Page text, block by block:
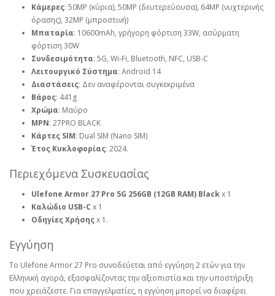
Κάμερες: 50MP (κύρια), 50MP (δευτερεύουσα), 64MP (νυχτερινής
όρασης), 32MP (μπροστινή)
Μπαταρία: 10600mAh, γρήγορη φόρτιση 33W, ασύρματη
φόρτιση 30W
Συνδεσιμότητα: 5G, Wi-Fi, Bluetooth, NFC, USB-C
Λειτουργικό Σύστημα: Android 14
Διαστάσεις: Δεν αναφέρονται συγκεκριμένα
Βάρος: 441g
Χρώμα: Μαύρο
MPN: 27PRO BLACK
Κάρτες SIM: Dual SIM (Nano SIM)
Έτος Κυκλοφορίας: 2024.
Περιεχόμενα Συσκευασίας
Ulefone Armor 27 Pro 5G 256GB (12GB RAM) Blackx 1
Καλώδιο USB-C x 1
Οδηγίες Χρήσηςx 1.
Εγγύηση
Το Ulefone Armor 27 Pro συνοδεύεται από εγγύηση 2 ετών για την
Ελληνική αγορά, εξασφαλίζοντας την αξιοπιστία και την υποστήριξη
που χρειάζεστε. Για επαγγελματίες, η εγγύηση μπορεί να διαφέρει